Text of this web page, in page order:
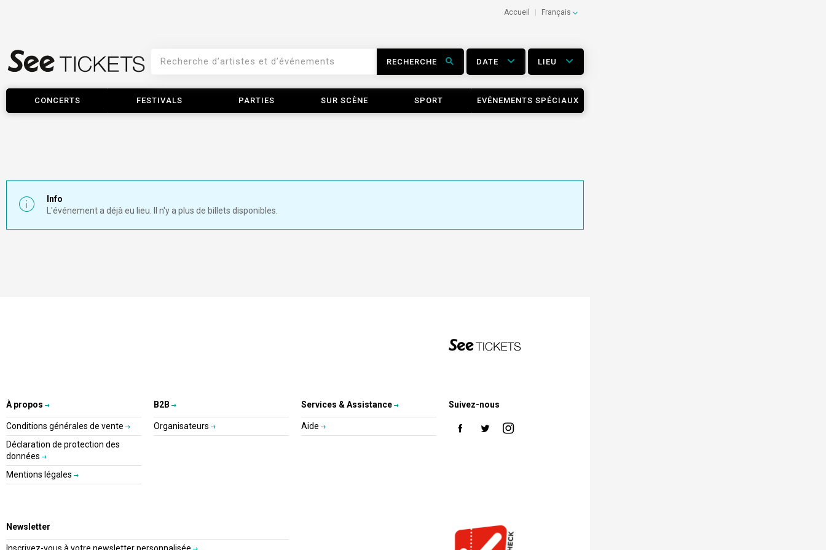
Accueil Français
RECHERCHE DATE LIEU
CONCERTS FESTIVALS PARTIES SUR SCÈNE SPORT EVÉNEMENTS SPÉCIAUX
Info
L'événement a déjà eu lieu. Il n'y a plus de billets disponibles.
À propos
Conditions générales de vente
Déclaration de protection des
données
Mentions légales
B2B
Organisateurs
Services & Assistance
Aide
Suivez-nous
Newsletter